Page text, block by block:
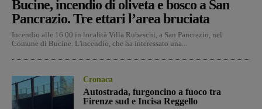
Bucine, incendio di oliveta e bosco a San
Pancrazio. Tre ettari l’area bruciata
Incendio alle 16.00 in località Villa Rubeschi, a San Pancrazio, nel
Comune di Bucine. L'incendio, che ha interessato una...
Cronaca
Autostrada, furgoncino a fuoco tra
Firenze sud e Incisa Reggello